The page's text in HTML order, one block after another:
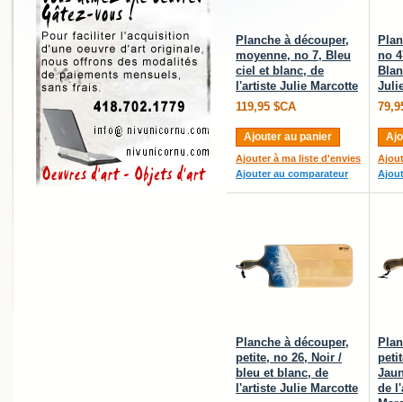
Planche à découper,
moyenne, no 7, Bleu
ciel et blanc, de
l'artiste Julie Marcotte
119,95 $CA
Ajouter au panier
Ajouter à ma liste d'envies
Ajouter au comparateur
no
Planche à découper,
petite, no 26, Noir /
bleu et blanc, de
l'artiste Julie Marcotte
de